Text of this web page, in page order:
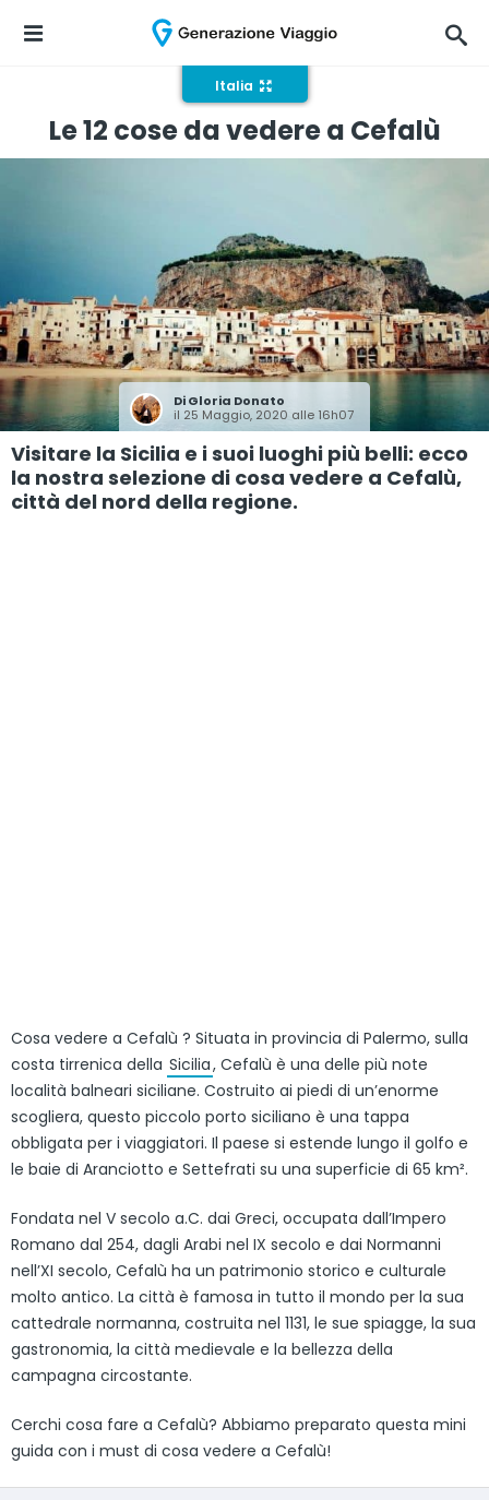
Italia
Le 12 cose da vedere a Cefalù
DiGloria Donato
il 25 Maggio, 2020 alle 16h07
Visitare la Sicilia e i suoi luoghi più belli: ecco
la nostra selezione di cosa vedere a Cefalù,
città del nord della regione.
Cosa vedere a Cefalù ? Situata in provincia di Palermo, sulla
costa tirrenica della Sicilia, Cefalù è una delle più note
località balneari siciliane. Costruito ai piedi di un’enorme
scogliera, questo piccolo porto siciliano è una tappa
obbligata per i viaggiatori. Il paese si estende lungo il golfo e
le baie di Aranciotto e Settefrati su una superficie di 65 km².
Fondata nel V secolo a.C. dai Greci, occupata dall’Impero
Romano dal 254, dagli Arabi nel IX secolo e dai Normanni
nell’XI secolo, Cefalù ha un patrimonio storico e culturale
molto antico. La città è famosa in tutto il mondo per la sua
cattedrale normanna, costruita nel 1131, le sue spiagge, la sua
gastronomia, la città medievale e la bellezza della
campagna circostante.
Cerchi cosa fare a Cefalù? Abbiamo preparato questa mini
guida con i must di cosa vedere a Cefalù!